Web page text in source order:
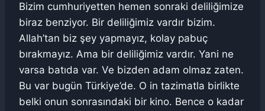
Bizim cumhuriyetten hemen sonraki deliliğimize
biraz benziyor. Bir deliliğimiz vardır bizim.
Allah’tan biz şey yapmayız, kolay pabuç
bırakmayız. Ama bir deliliğimiz vardır. Yani ne
varsa batıda var. Ve bizden adam olmaz zaten.
Bu var bugün Türkiye’de. O in tazimatla birlikte
belki onun sonrasındaki bir kino. Bence o kadar